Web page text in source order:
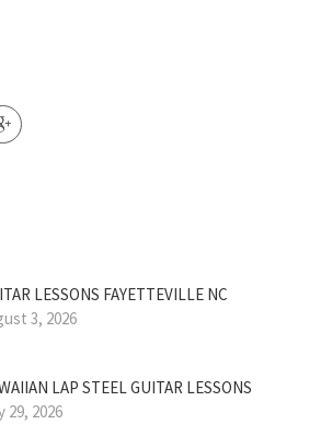
LESSONS FAYETTEVILLE NC
3, 2026
LAP STEEL GUITAR LESSONS
29, 2026